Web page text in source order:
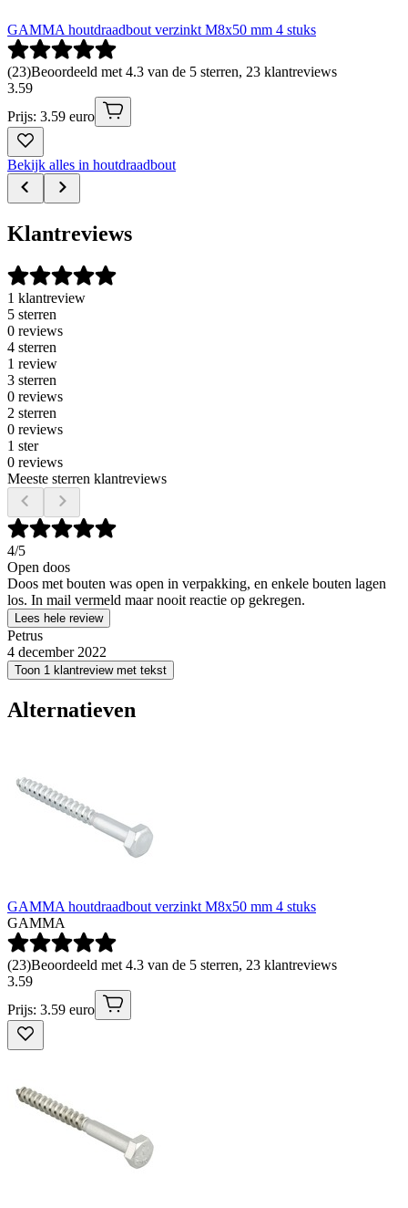
GAMMA houtdraadbout verzinkt M8x50 mm 4 stuks
(23)Beoordeeld met 4.3 van de 5 sterren, 23 klantreviews
3.59
Prijs: 3.59 euro
Bekijk alles in houtdraadbout
Klantreviews
1 klantreview
5 sterren
0 reviews
4 sterren
1 review
3 sterren
0 reviews
2 sterren
0 reviews
1 ster
0 reviews
Meeste sterren klantreviews
4/5
Open doos
Doos met bouten was open in verpakking, en enkele bouten lagen
los. In mail vermeld maar nooit reactie op gekregen.
Lees hele review
Petrus
4 december 2022
Toon 1 klantreview met tekst
Alternatieven
GAMMA houtdraadbout verzinkt M8x50 mm 4 stuks
GAMMA
(23)Beoordeeld met 4.3 van de 5 sterren, 23 klantreviews
3.59
Prijs: 3.59 euro